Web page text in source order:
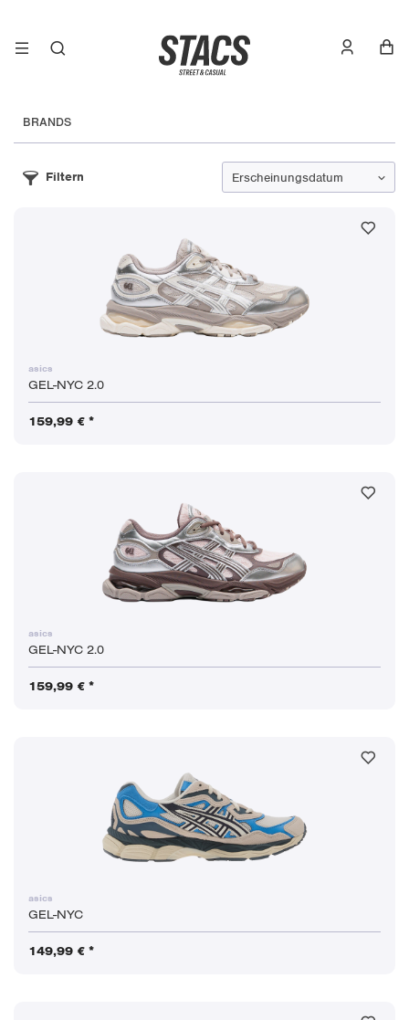
BRANDS
Filtern
asics
GEL-NYC 2.0
159,99 € *
asics
GEL-NYC 2.0
159,99 € *
asics
GEL-NYC
149,99 € *